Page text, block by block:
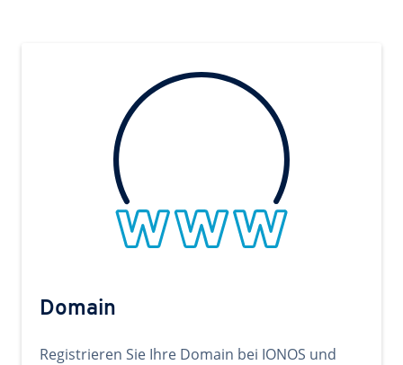
Domain
Registrieren Sie Ihre Domain bei IONOS und